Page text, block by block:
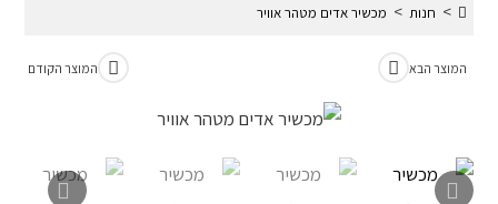
> חנות > מכשיר אדים מטהר אוויר
המוצר הקודם המוצר הבא